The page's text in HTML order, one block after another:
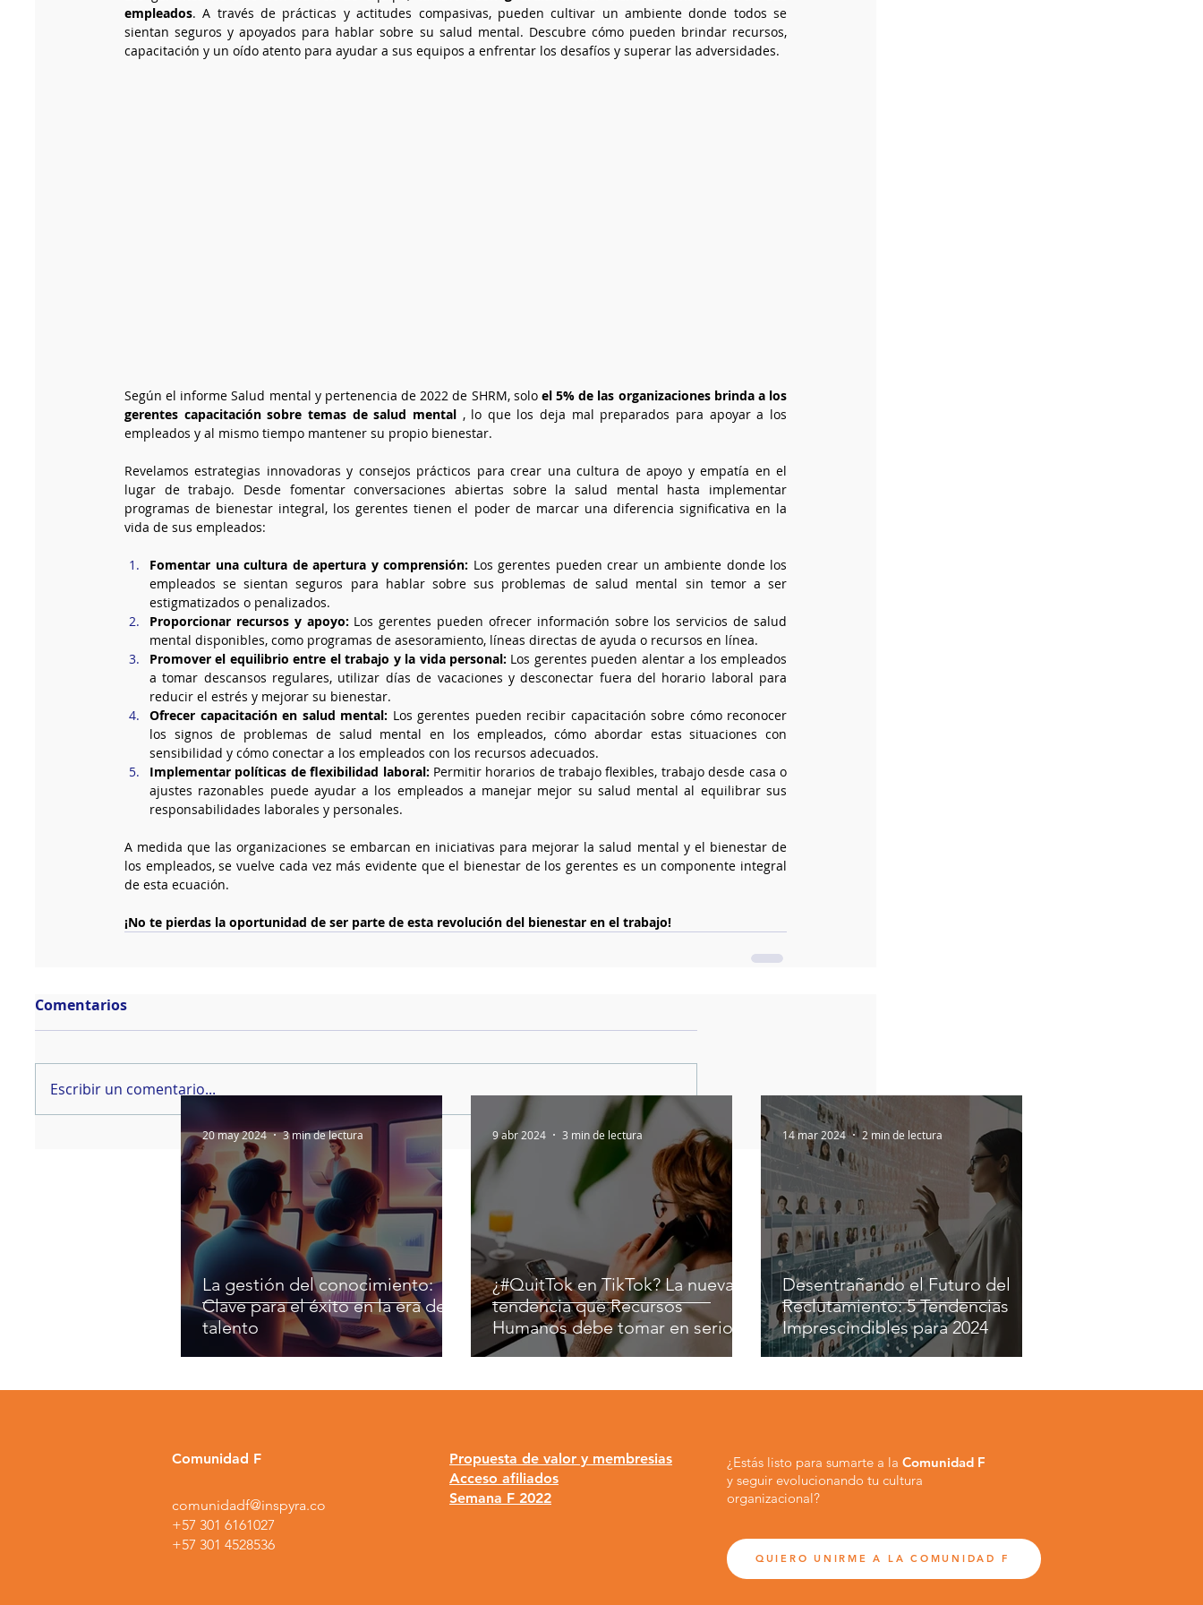
empleados. A través de prácticas y actitudes compasivas, pueden cultivar un ambiente donde todos se
sientan seguros y apoyados para hablar sobre su salud mental. Descubre cómo pueden brindar recursos,
capacitación y un oído atento para ayudar a sus equipos a enfrentar los desafíos y superar las adversidades.
Según el informe Salud mental y pertenencia de 2022 de SHRM, solo el 5% de las organizaciones brinda a los
gerentes capacitación sobre temas de salud mental , lo que los deja mal preparados para apoyar a los
empleados y al mismo tiempo mantener su propio bienestar.
Revelamos estrategias innovadoras y consejos prácticos para crear una cultura de apoyo y empatía en el
lugar de trabajo. Desde fomentar conversaciones abiertas sobre la salud mental hasta implementar
programas de bienestar integral, los gerentes tienen el poder de marcar una diferencia significativa en la
vida de sus empleados:
Fomentar una cultura de apertura y comprensión: Los gerentes pueden crear un ambiente donde los
empleados se sientan seguros para hablar sobre sus problemas de salud mental sin temor a ser
estigmatizados o penalizados.
Proporcionar recursos y apoyo: Los gerentes pueden ofrecer información sobre los servicios de salud
mental disponibles, como programas de asesoramiento, líneas directas de ayuda o recursos en línea.
Promover el equilibrio entre el trabajo y la vida personal: Los gerentes pueden alentar a los empleados
a tomar descansos regulares, utilizar días de vacaciones y desconectar fuera del horario laboral para
reducir el estrés y mejorar su bienestar.
Ofrecer capacitación en salud mental: Los gerentes pueden recibir capacitación sobre cómo reconocer
los signos de problemas de salud mental en los empleados, cómo abordar estas situaciones con
sensibilidad y cómo conectar a los empleados con los recursos adecuados.
Implementar políticas de flexibilidad laboral: Permitir horarios de trabajo flexibles, trabajo desde casa o
ajustes razonables puede ayudar a los empleados a manejar mejor su salud mental al equilibrar sus
responsabilidades laborales y personales.
A medida que las organizaciones se embarcan en iniciativas para mejorar la salud mental y el bienestar de
los empleados, se vuelve cada vez más evidente que el bienestar de los gerentes es un componente integral
de esta ecuación.
¡No te pierdas la oportunidad de ser parte de esta revolución del bienestar en el trabajo!
Comentarios
Escribir un comentario...
La gestión del conocimiento:
Clave para el éxito en la era del
talento
20 may 2024 3 min de lectura
¿#QuitTok en TikTok? La nueva
tendencia que Recursos
Humanos debe tomar en serio
9 abr 2024 3 min de lectura
Desentrañando el Futuro del
Reclutamiento: 5 Tendencias
Imprescindibles para 2024
14 mar 2024 2 min de lectura
Comunidad F
comunidadf@inspyra.co
+57 301 6161027
+57 301 4528536
Propuesta de valor y membresias
Acceso afiliados
Semana F 2022
¿Estás listo para sumarte a la Comunidad F
y seguir evolucionando tu cultura
organizacional?
QUIERO UNIRME A LA COMUNIDAD F